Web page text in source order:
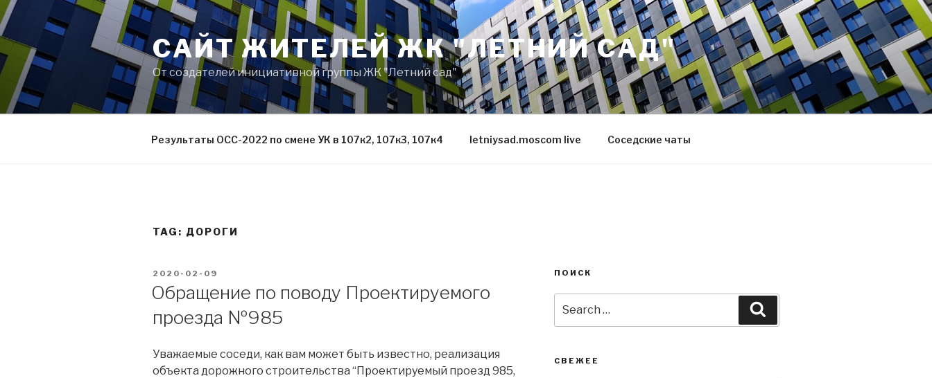
Skip
to
content
САЙТ ЖИТЕЛЕЙ ЖК "ЛЕТНИЙ САД"
От создателей инициативной группы ЖК "Летний сад"
Результаты ОСС-2022 по смене УК в 107к2, 107к3, 107к4 letniysad.moscom live Соседские чаты
TAG: ДОРОГИ
POSTED
2020-02-09
Обращение по поводу Проектируемого
проезда №985
Уважаемые соседи, как вам может быть известно, реализация
объекта дорожного строительства “Проектируемый проезд 985,
ПОИСК
for:
СВЕЖЕЕ